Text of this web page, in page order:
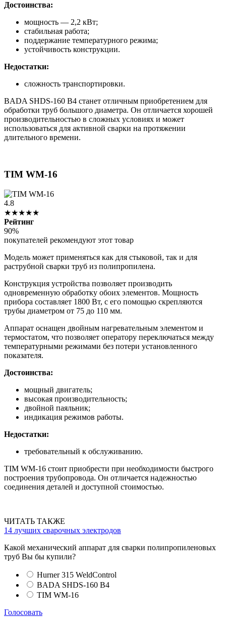
Достоинства:
мощность — 2,2 кВт;
стабильная работа;
поддержание температурного режима;
устойчивость конструкции.
Недостатки:
сложность транспортировки.
BADA SHDS-160 B4 станет отличным приобретением для
обработки труб большого диаметра. Он отличается хорошей
производительностью в сложных условиях и может
использоваться для активной сварки на протяжении
длительного времени.
TIM WM-16
4.8
★★★★★
Рейтинг
90%
покупателей рекомендуют этот товар
Модель может применяться как для стыковой, так и для
раструбной сварки труб из полипропилена.
Конструкция устройства позволяет производить
одновременную обработку обоих элементов. Мощность
прибора составляет 1800 Вт, с его помощью скрепляются
трубы диаметром от 75 до 110 мм.
Аппарат оснащен двойным нагревательным элементом и
термостатом, что позволяет оператору переключаться между
температурными режимами без потери установленного
показателя.
Достоинства:
мощный двигатель;
высокая производительность;
двойной паяльник;
индикация режимов работы.
Недостатки:
требовательный к обслуживанию.
TIM WM-16 стоит приобрести при необходимости быстрого
построения трубопровода. Он отличается надежностью
соединения деталей и доступной стоимостью.
ЧИТАТЬ ТАКЖЕ
14 лучших сварочных электродов
Какой механический аппарат для сварки полипропиленовых
труб Вы бы купили?
Hurner 315 WeldControl
BADA SHDS-160 B4
TIM WM-16
Голосовать